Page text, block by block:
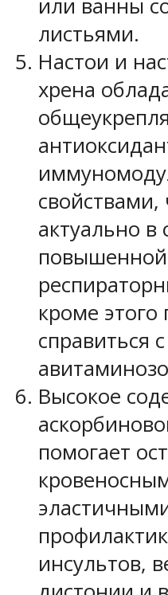
или ванны
листьями.
Настои и
хрена
свойствами,
актуально в
повышенной
кроме
справиться
Высокое
помогает
инсультов,